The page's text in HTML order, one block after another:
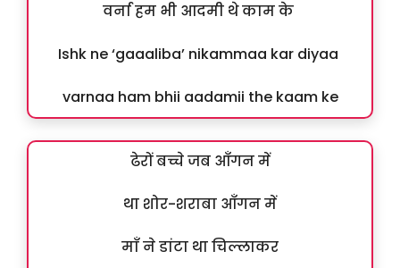
वर्ना हम भी आदमी थे काम के
Ishk ne ‘gaaaliba’ nikammaa kar diyaa
varnaa ham bhii aadamii the kaam ke
ढेरों बच्चे जब आँगन में
था शोर-शराबा आँगन में
माँ ने डांटा था चिल्लाकर